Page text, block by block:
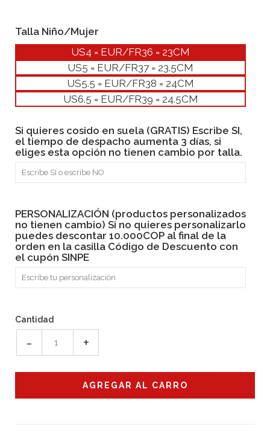
Talla Niño/Mujer
US4 = EUR/FR36 = 23CM
US5 = EUR/FR37 = 23.5CM
US5.5 = EUR/FR38 = 24CM
US6.5 = EUR/FR39 = 24.5CM
Si quieres cosido en suela (GRATIS) Escribe SI,
el tiempo de despacho aumenta 3 días, si
eliges esta opción no tienen cambio por talla.
PERSONALIZACIÓN (productos personalizados
no tienen cambio) Si no quieres personalizarlo
puedes descontar 10.000COP al final de la
orden en la casilla Código de Descuento con
el cupón SINPE
Cantidad
- +